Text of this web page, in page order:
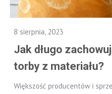
8 sierpnia, 2023
Jak długo
torby z materiału?
Większość producentów i